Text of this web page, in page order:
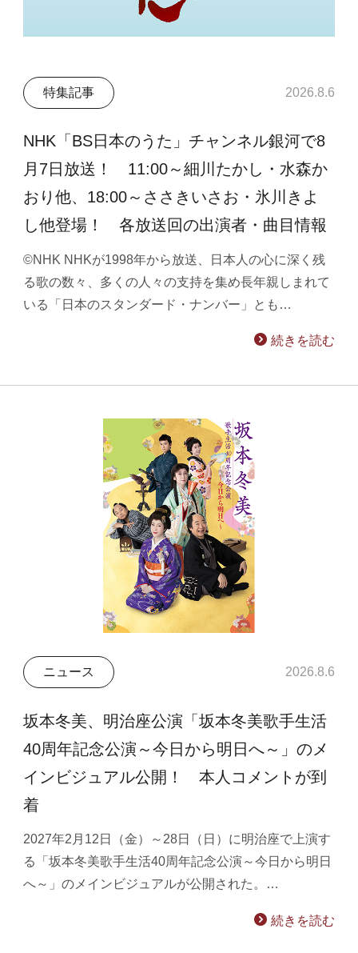
特集記事 2026.8.6
NHK「BS日本のうた」チャンネル銀河で8
月7日放送！ 11:00～細川たかし・水森か
おり他、18:00～ささきいさお・氷川きよ
し他登場！ 各放送回の出演者・曲目情報
©NHK NHKが1998年から放送、日本人の心に深く残
る歌の数々、多くの人々の支持を集め長年親しまれて
いる「日本のスタンダード・ナンバー」とも…
続きを読む
ニュース 2026.8.6
坂本冬美、明治座公演「坂本冬美歌手生活
40周年記念公演～今日から明日へ～」のメ
インビジュアル公開！ 本人コメントが到
着
2027年2月12日（金）～28日（日）に明治座で上演す
る「坂本冬美歌手生活40周年記念公演～今日から明日
へ～」のメインビジュアルが公開された。…
続きを読む